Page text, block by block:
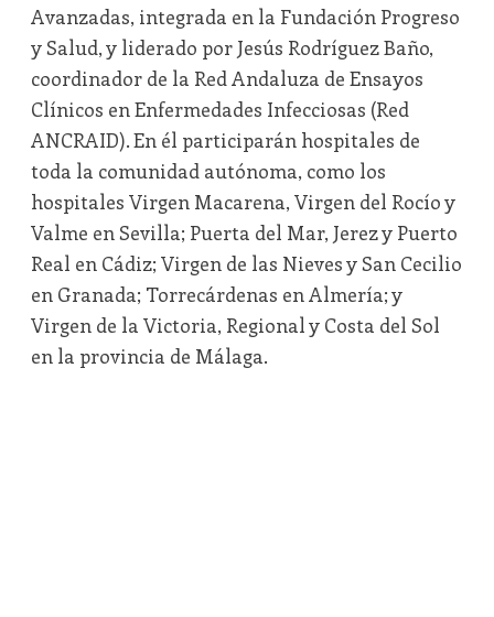
Avanzadas, integrada en la Fundación Progreso
y Salud, y liderado por Jesús Rodríguez Baño,
coordinador de la Red Andaluza de Ensayos
Clínicos en Enfermedades Infecciosas (Red
ANCRAID). En él participarán hospitales de
toda la comunidad autónoma, como los
hospitales Virgen Macarena, Virgen del Rocío y
Valme en Sevilla; Puerta del Mar, Jerez y Puerto
Real en Cádiz; Virgen de las Nieves y San Cecilio
en Granada; Torrecárdenas en Almería; y
Virgen de la Victoria, Regional y Costa del Sol
en la provincia de Málaga.